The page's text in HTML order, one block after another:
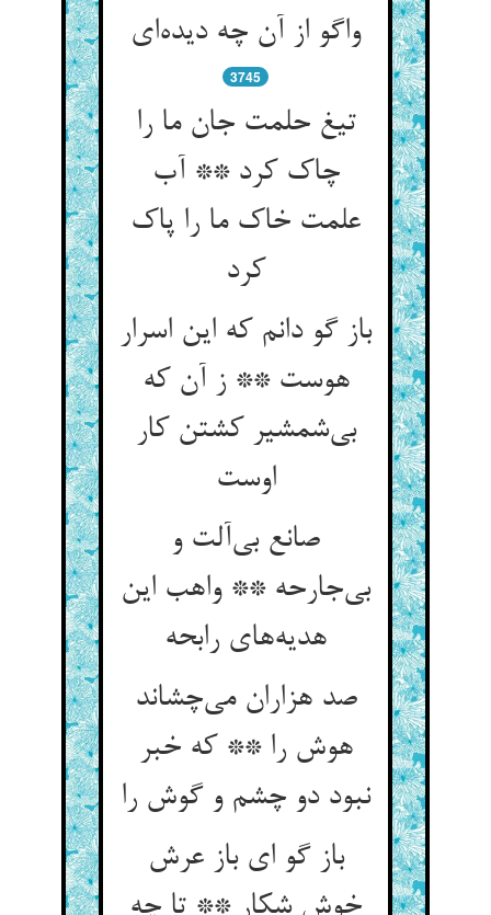
3745
تیغ حلمت جان ما را
چاک کرد ** آب
علمت خاک ما را پاک
کرد
باز گو دانم که این اسرار
هوست ** ز آن که
بی‌‌شمشیر کشتن کار
اوست‌‌
صانع بی‌‌آلت و
بی‌‌جارحه ** واهب این
صد هزاران می‌‌چشاند
هوش را ** که خبر
نبود دو چشم و گوش را
باز گو ای باز عرش
خوش شکار ** تا چه